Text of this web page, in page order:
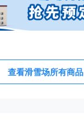
查看滑雪场所有商品